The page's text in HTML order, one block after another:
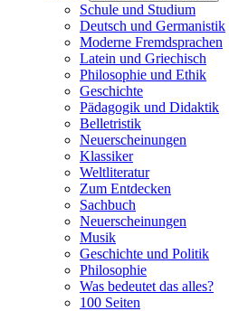
Schule und Studium
Deutsch und Germanistik
Moderne Fremdsprachen
Latein und Griechisch
Philosophie und Ethik
Geschichte
Pädagogik und Didaktik
Belletristik
Neuerscheinungen
Klassiker
Weltliteratur
Zum Entdecken
Sachbuch
Neuerscheinungen
Musik
Geschichte und Politik
Philosophie
Was bedeutet das alles?
100 Seiten